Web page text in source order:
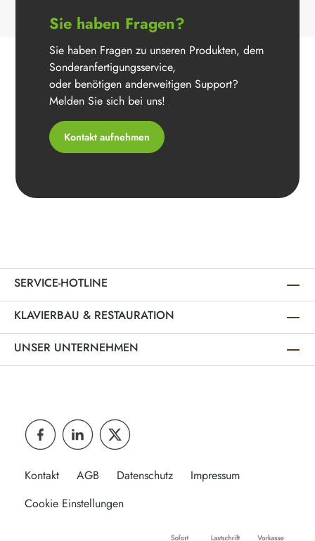
Sie haben Fragen?
Sie haben Fragen zu unseren Produkten, dem
Sonderanfertigungsservice,
oder benötigen anderweitigen Support?
Melden Sie sich bei uns!
Kontakt aufnehmen
SERVICE-HOTLINE
KLAVIERBAU & RESTAURATION
UNSER UNTERNEHMEN
Kontakt AGB Datenschutz
Impressum
Cookie Einstellungen